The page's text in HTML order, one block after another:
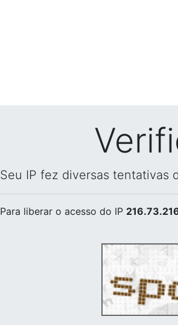
Seu IP fez diversas tentativas
Para liberar o acesso do IP